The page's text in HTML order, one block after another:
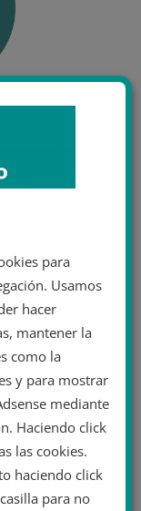
para
Usamos
hacer
mantener la
como la
y para mostrar
mediante
Haciendo click
las cookies.
haciendo click
para no